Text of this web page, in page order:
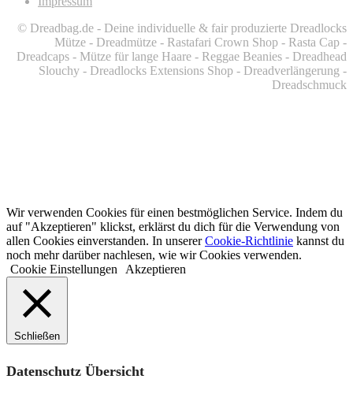
© Dreadbag.de - Deine individuelle & fair produzierte Dreadlocks
Mütze - Dreadmütze - Rastafari Crown Shop - Rasta Cap -
Dreadcaps - Mütze für lange Haare - Reggae Beanies - Dreadhead
Slouchy - Dreadlocks Extensions Shop - Dreadverlängerung -
Dreadschmuck
Wir verwenden Cookies für einen bestmöglichen Service. Indem du
auf "Akzeptieren" klickst, erklärst du dich für die Verwendung von
allen Cookies einverstanden. In unsererCookie-Richtlinie kannst du
noch mehr darüber nachlesen, wie wir Cookies verwenden.
Cookie Einstellungen
Akzeptieren
Schließen
Datenschutz Übersicht